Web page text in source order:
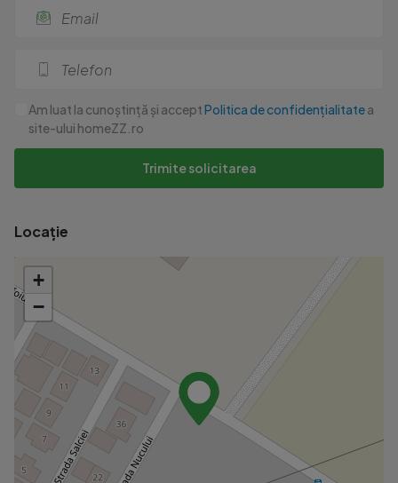
Am luat la cunoștință și acceptPolitica de confidențialitatea
site-ului homeZZ.ro
Trimite solicitarea
Locație
+
−